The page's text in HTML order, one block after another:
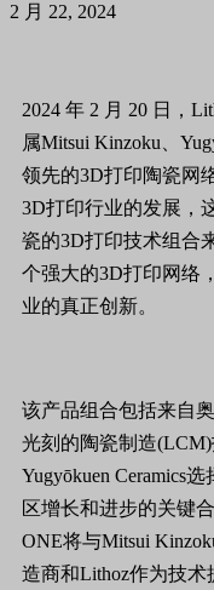
2 月 22, 2024
2024 年 2 月 20 日，
属Mitsui Kinzoku、
领先的3D打印陶瓷网
3D打印行业的发展，
瓷的3D打印技术组合
个强大的3D打印网络
业的真正创新。
该产品组合包括来自
光刻的陶瓷制造
Yugyōkuen Ceramics
区增长和进步的关键
ONE将与Mitsui
造商和Lithoz作为技术